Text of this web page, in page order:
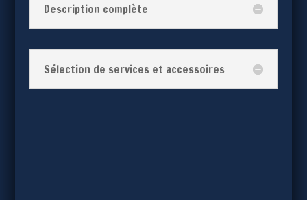
Description complète
Sélection de services et accessoires